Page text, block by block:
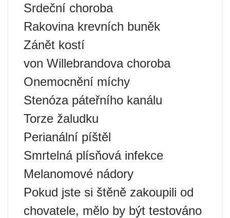
Srdeční choroba
Rakovina krevních buněk
Zánět kostí
von Willebrandova choroba
Onemocnění míchy
Stenóza páteřního kanálu
Torze žaludku
Perianální píštěl
Smrtelná plísňová infekce
Melanomové nádory
Pokud jste si štěně zakoupili od
chovatele, mělo by být testováno